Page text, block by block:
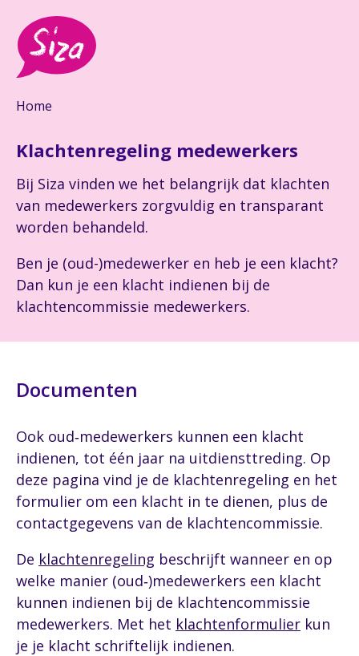
Home
Klachtenregeling medewerkers
Bij Siza vinden we het belangrijk dat klachten
van medewerkers zorgvuldig en transparant
worden behandeld.
Ben je (oud-)medewerker en heb je een klacht?
Dan kun je een klacht indienen bij de
klachtencommissie medewerkers.
Documenten
Ook oud‑medewerkers kunnen een klacht
indienen, tot één jaar na uitdiensttreding. Op
deze pagina vind je de klachtenregeling en het
formulier om een klacht in te dienen, plus de
contactgegevens van de klachtencommissie.
De klachtenregeling beschrijft wanneer en op
welke manier (oud‑)medewerkers een klacht
kunnen indienen bij de klachtencommissie
medewerkers. Met het klachtenformulier kun
je je klacht schriftelijk indienen.